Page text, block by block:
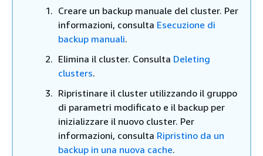
Creare un backup manuale del cluster. Per
informazioni, consulta Esecuzione di
backup manuali.
Elimina il cluster. Consulta Deleting
clusters.
Ripristinare il cluster utilizzando il gruppo
di parametri modificato e il backup per
inizializzare il nuovo cluster. Per
informazioni, consulta Ripristino da un
backup in una nuova cache.